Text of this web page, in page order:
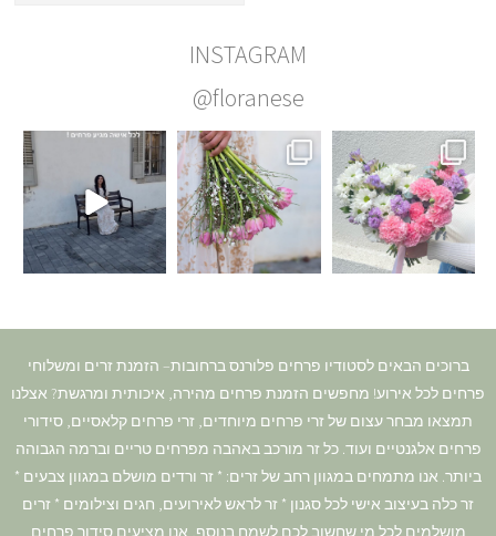
INSTAGRAM
@floranese
ברוכים הבאים לסטודיו פרחים פלורנס ברחובות– הזמנת זרים ומשלוחי
פרחים לכל אירוע! מחפשים הזמנת פרחים מהירה, איכותית ומרגשת? אצלנו
תמצאו מבחר עצום של זרי פרחים מיוחדים, זרי פרחים קלאסיים, סידורי
פרחים אלגנטיים ועוד. כל זר מורכב באהבה מפרחים טריים וברמה הגבוהה
ביותר. אנו מתמחים במגוון רחב של זרים: * זר ורדים מושלם במגוון צבעים *
זר כלה בעיצוב אישי לכל סגנון * זר לראש לאירועים, חגים וצילומים * זרים
מושלמים לכל מי שחשוב לכם לשמח בנוסף, אנו מציעים סידור פרחים